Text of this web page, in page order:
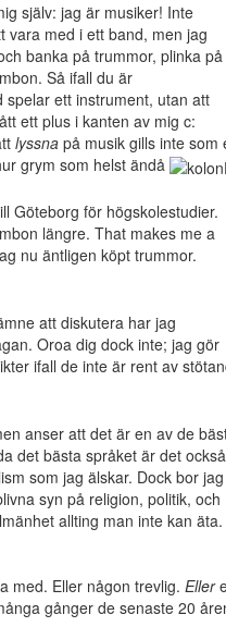
själv: jag är musiker! Inte
vara med i ett band, men jag
banka på trummor, plinka på
Så ifall du är
ett instrument, utan att
ett plus i kanten av mig c:
lyssna på musik gills inte som
grym som helst ändå
Göteborg för högskolestudier.
längre. That makes me a
nu äntligen köpt trummor.
att diskutera har jag
Oroa dig dock inte; jag gör
ifall de inte är rent av
anser att det är en av de
det bästa språket är det också
som jag älskar. Dock bor jag
syn på religion, politik, och
allting man inte kan äta.
med. Eller någon trevlig. Eller
gånger de senaste 20